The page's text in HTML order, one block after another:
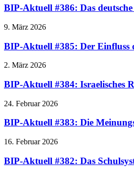
BIP-Aktuell #386: Das
9. März 2026
BIP-Aktuell #385: Der Einfluss
2. März 2026
BIP-Aktuell #384: Israelisches
24. Februar 2026
BIP-Aktuell #383: Die
16. Februar 2026
BIP-Aktuell #382: Das